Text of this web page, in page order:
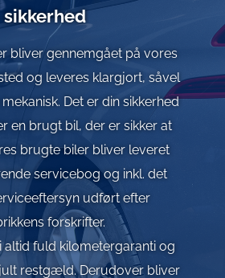
sikkerhed
bliver gennemgået på vores
og leveres klargjort, såvel
Det er din sikkerhed
en brugt bil, der er sikker at
brugte biler bliver leveret
servicebog og inkl. det
udført efter
forskrifter.
altid fuld kilometergaranti og
restgæld. Derudover bliver